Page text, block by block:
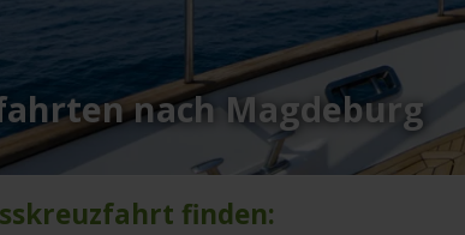
nach Magdeburg
finden: